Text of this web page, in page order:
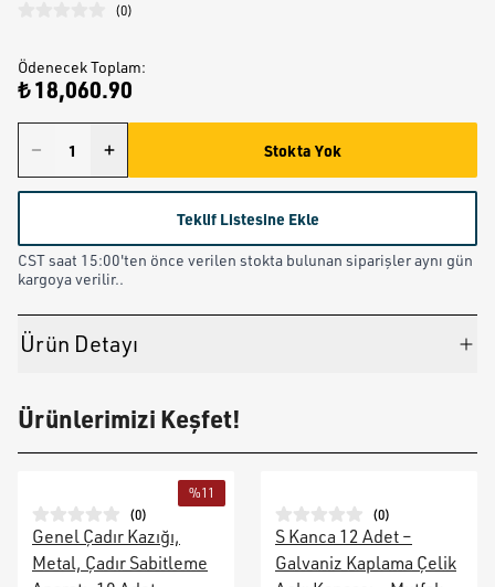
(0)
Ödenecek Toplam:
₺ 18,060.90
Stokta Yok
Teklif Listesine Ekle
CST saat 15:00'ten önce verilen stokta bulunan siparişler aynı gün
kargoya verilir..
Ürün Detayı
Ürünlerimizi Keşfet!
%11
(0)
Genel Çadır Kazığı,
Metal, Çadır Sabitleme
(0)
S Kanca 12 Adet –
Galvaniz Kaplama Çelik